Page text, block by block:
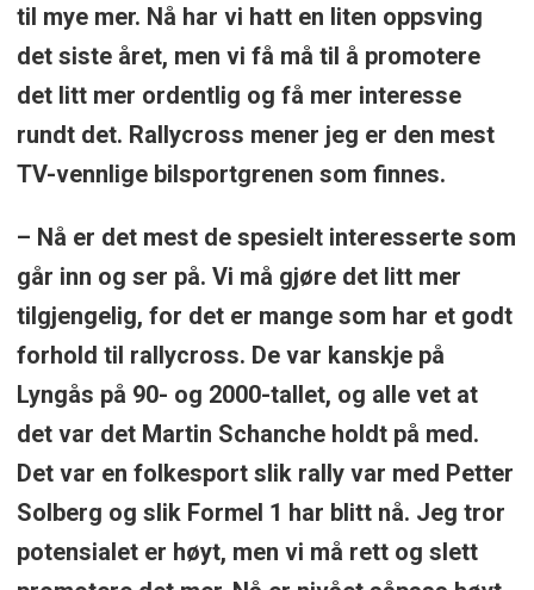
til mye mer. Nå har vi hatt en liten oppsving
det siste året, men vi få må til å promotere
det litt mer ordentlig og få mer interesse
rundt det. Rallycross mener jeg er den mest
TV-vennlige bilsportgrenen som finnes.
– Nå er det mest de spesielt interesserte som
går inn og ser på. Vi må gjøre det litt mer
tilgjengelig, for det er mange som har et godt
forhold til rallycross. De var kanskje på
Lyngås på 90- og 2000-tallet, og alle vet at
det var det Martin Schanche holdt på med.
Det var en folkesport slik rally var med Petter
Solberg og slik Formel 1 har blitt nå. Jeg tror
potensialet er høyt, men vi må rett og slett